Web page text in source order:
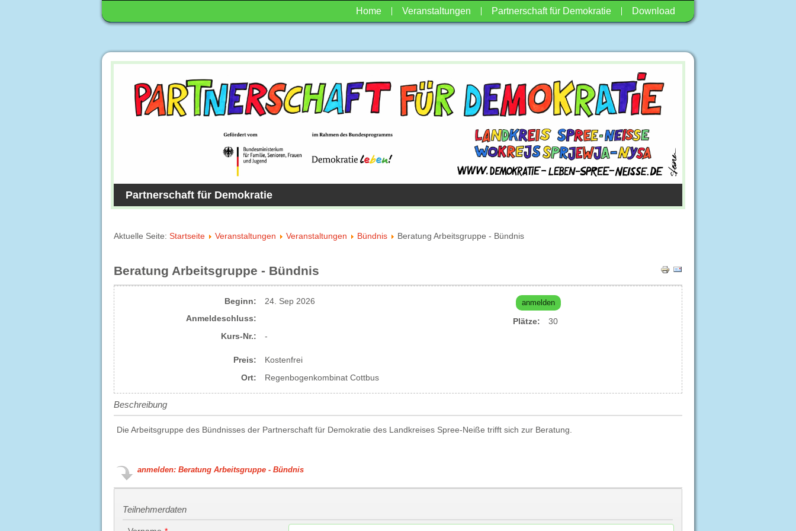
Home Veranstaltungen Partnerschaft für Demokratie Download
Partnerschaft für Demokratie
Aktuelle Seite: Startseite Veranstaltungen Veranstaltungen Bündnis Beratung Arbeitsgruppe - Bündnis
Beratung Arbeitsgruppe - Bündnis
Beginn:
24. Sep 2026
Anmelde​schluss:
Kurs-Nr.:
-
Preis:
Kostenfrei
Ort:
Regenbogenkombinat Cottbus
anmelden
Plätze: 30
Beschreibung
Die Arbeitsgruppe des Bündnisses der Partnerschaft für Demokratie des Landkreises Spree-Neiße trifft sich zur Beratung.
anmelden: Beratung Arbeitsgruppe - Bündnis
Teilnehmerdaten